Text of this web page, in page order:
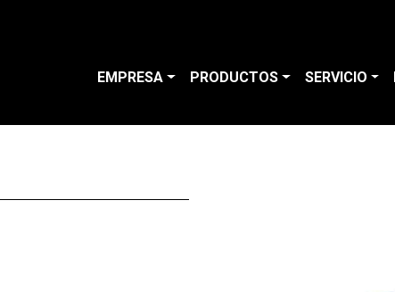
EMPRESA PRODUCTOS SERVICIO